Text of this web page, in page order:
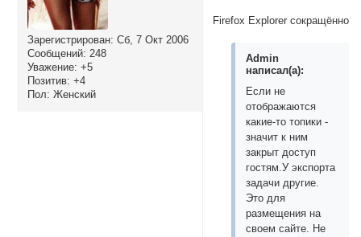
Зарегистрирован: Сб, 7 Окт 2006
Сообщений: 248
Уважение: +5
Позитив: +4
Пол: Женский
Firefox Explorer сокращённо
Admin
написал(а):
Если не
отображаются
какие-то топики -
значит к ним
закрыт доступ
гостям.У экспорта
задачи другие.
Это для
размещения на
своем сайте. Не